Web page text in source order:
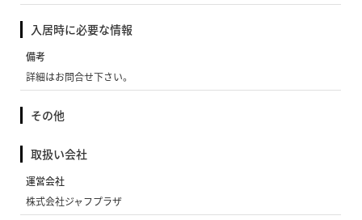
入居時に必要な情報
備考
詳細はお問合せ下さい。
その他
取扱い会社
運営会社
株式会社ジャフプラザ